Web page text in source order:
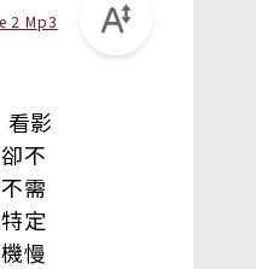
2 Mp3
影
不
需
定
慢